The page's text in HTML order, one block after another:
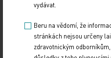
27. 11. 2025
Nový výzkum Centra
přináší pohled na to, jak
a péči o vážně nemocné.
vydávat.
Beru na vědomí, že
stránkách nejsou určeny
zdravotnickým